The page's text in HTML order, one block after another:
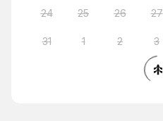
24 25 26 27
31 1 2 3